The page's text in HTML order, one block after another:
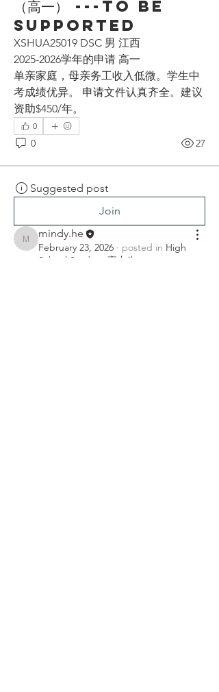
（高一） ---To be
supported
XSHUA25019 DSC 男 江西
2025-2026学年的申请 高一
单亲家庭，母亲务工收入低微。学生中
考成绩优异。 申请文件认真齐全。建议
资助$450/年。
0
0 27
Suggested post
Join
mindy.he
mindy.he
February 23, 2026 · posted in High
School Student 高中生